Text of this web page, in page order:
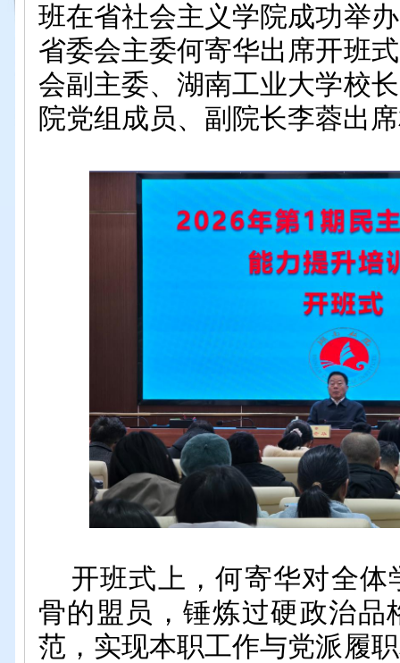
班在省社会主义学院成功举
省委会主委何寄华出席开班
会副主委、湖南工业大学校
院党组成员、副院长李蓉出席
开班式上，何寄华对全
骨的盟员，锤炼过硬政治品
范，实现本职工作与党派履